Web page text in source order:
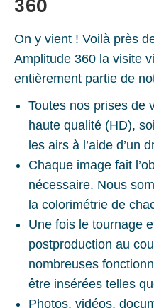
360
On y vient ! Voilà près
Amplitude 360 la visite
entièrement partie de
Toutes nos prises de
haute qualité (HD),
les airs à l’aide d’un
Chaque image fait
nécessaire. Nous
la colorimétrie de
Une fois le tournage
postproduction au
nombreuses
être insérées telles
Photos, vidéos,